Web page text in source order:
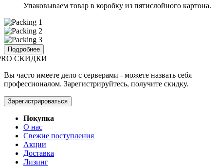
Упаковываем товар в коробку из пятислойного картона.
Подробнее
СКИДКИ
Вы часто имеете дело с серверами - можете назвать себя
профессионалом. Зарегистрируйтесь, получите скидку.
Зарегистрироваться
Покупка
О нас
Свежие поступления
Акции
Доставка
Лизинг